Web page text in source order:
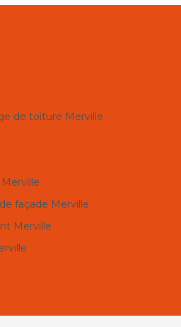
de toiture Merville
façade Merville
Merville